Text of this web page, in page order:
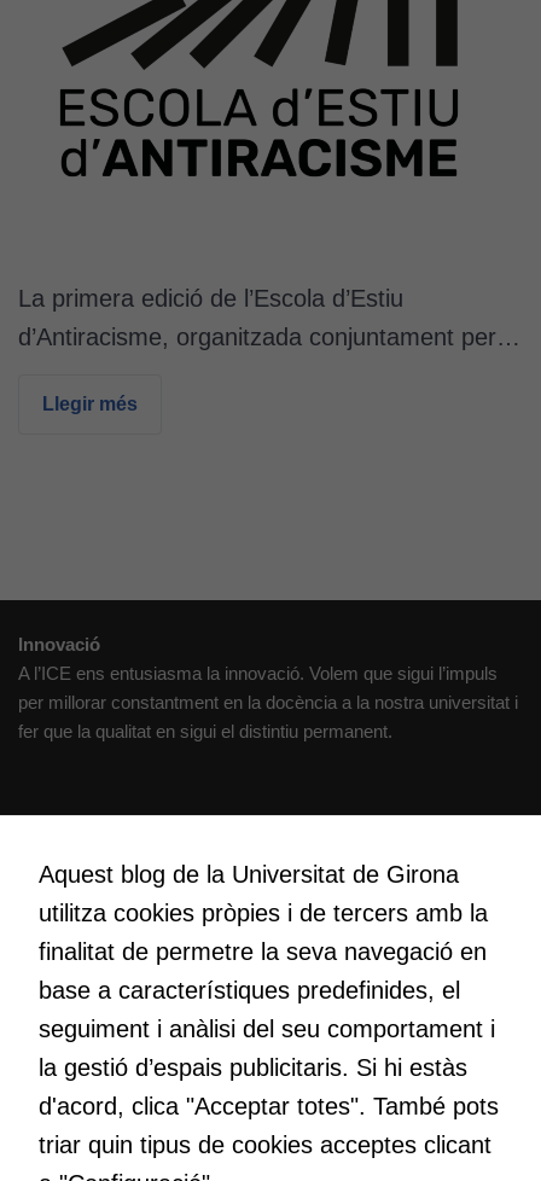
La primera edició de l’Escola d’Estiu
d’Antiracisme, organitzada conjuntament per…
Llegir més
Innovació
A l’ICE ens entusiasma la innovació. Volem que sigui l’impuls
per millorar constantment en la docència a la nostra universitat i
fer que la qualitat en sigui el distintiu permanent.
Volem crear espais de reflexió i de debat, espais on qüestionar-
nos el que estem fent, atrevir-nos a pensar noves i millors
maneres de fer-ho i generar plegats idees innovadores.
Educació
transformació. Volem contribuir a millorar-la impulsant
metodologies docents actives i ambients d’aprenentatge
dinàmics.
Aquest blog de la Universitat de Girona
utilitza cookies pròpies i de tercers amb la
finalitat de permetre la seva navegació en
base a característiques predefinides, el
seguiment i anàlisi del seu comportament i
la gestió d’espais publicitaris. Si hi estàs
d'acord, clica "Acceptar totes". També pots
triar quin tipus de cookies acceptes clicant
Cookies
cookies no
opcionals.
Són
necessàries
perquè el
lloc web
Cookies
d'anàlisi
Utilitzem